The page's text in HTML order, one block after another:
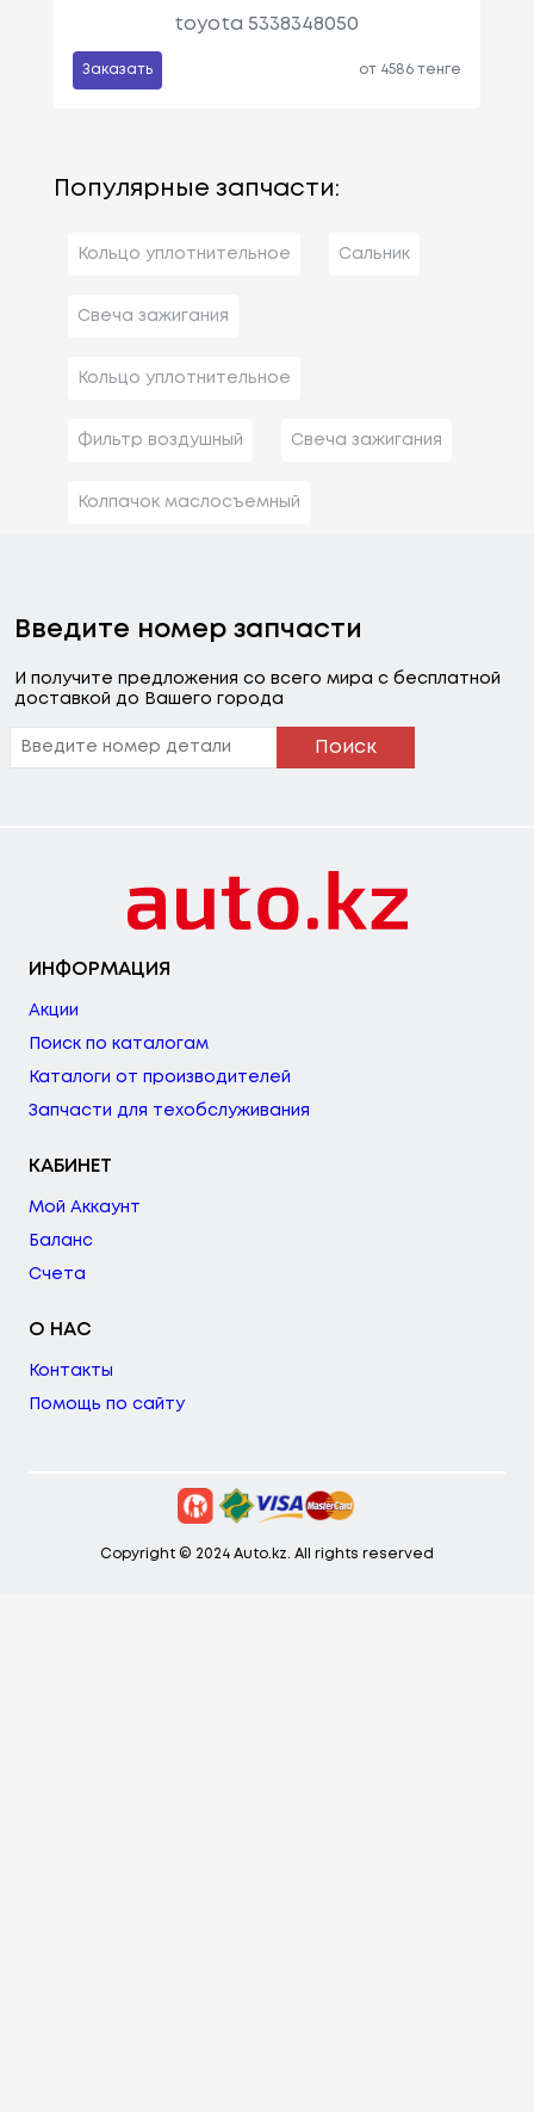
toyota 5338348050
Заказать от 4586 тенге
Популярные запчасти:
Кольцо уплотнительное Сальник
Свеча зажигания
Кольцо уплотнительное
Фильтр воздушный Свеча зажигания
Колпачок маслосъемный
Введите номер запчасти
И получите предложения со всего мира с бесплатной
доставкой до Вашего города
Поиск
ИНФОРМАЦИЯ
Акции
Поиск по каталогам
Каталоги от производителей
Запчасти для техобслуживания
КАБИНЕТ
Мой Аккаунт
Баланс
Счета
О НАС
Контакты
Помощь по сайту
Copyright © 2024 Auto.kz. All rights reserved